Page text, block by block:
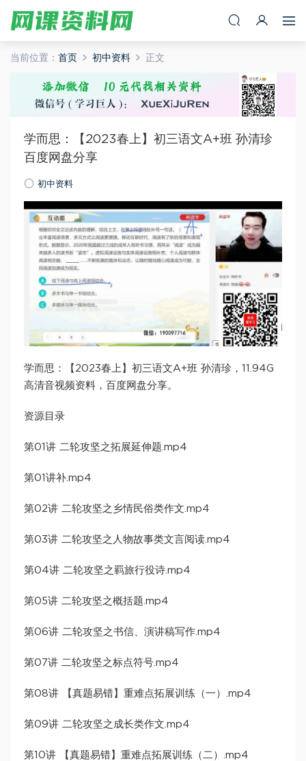
当前位置： 首页 初中资料 正文
学而思：【2023春上】初三语文A+班 孙清珍
百度网盘分享
初中资料
学而思：【2023春上】初三语文A+班 孙清珍，11.94G
高清音视频资料，百度网盘分享。
资源目录
第01讲 二轮攻坚之拓展延伸题.mp4
第01讲补.mp4
第02讲 二轮攻坚之乡情民俗类作文.mp4
第03讲 二轮攻坚之人物故事类文言阅读.mp4
第04讲 二轮攻坚之羁旅行役诗.mp4
第05讲 二轮攻坚之概括题.mp4
第06讲 二轮攻坚之书信、演讲稿写作.mp4
第07讲 二轮攻坚之标点符号.mp4
第08讲 【真题易错】重难点拓展训练（一）.mp4
第09讲 二轮攻坚之成长类作文.mp4
第10讲 【真题易错】重难点拓展训练（二）.mp4